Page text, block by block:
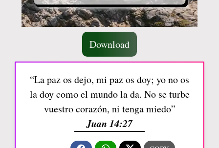
Download
“La paz os dejo, mi paz os doy; yo no os
la doy como el mundo la da. No se turbe
vuestro corazón, ni tenga miedo”
Juan 14:27